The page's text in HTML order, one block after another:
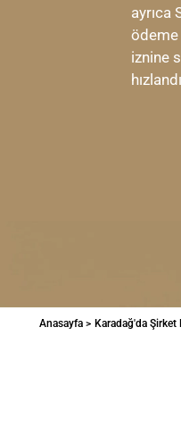
ayrıca
ödeme
iznine
Anasayfa > Karadağ'da Şirket